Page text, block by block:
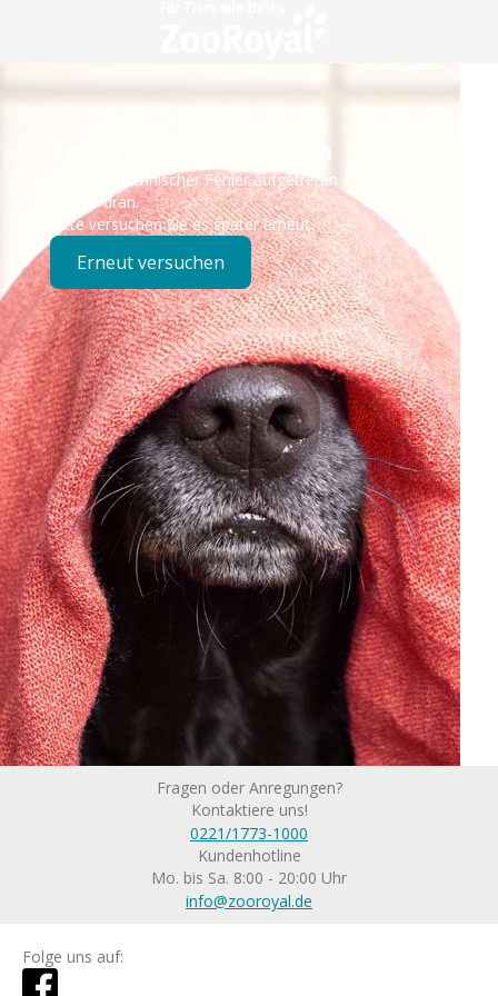
Technisches Problem
Es ist ein technischer Fehler aufgetreten – wir sind
bereits dran.
Bitte versuchen Sie es später erneut.
Erneut versuchen
Fragen oder Anregungen?
Kontaktiere uns!
0221/1773-1000
Kundenhotline
Mo. bis Sa. 8:00 - 20:00 Uhr
info@zooroyal.de
Folge uns auf: